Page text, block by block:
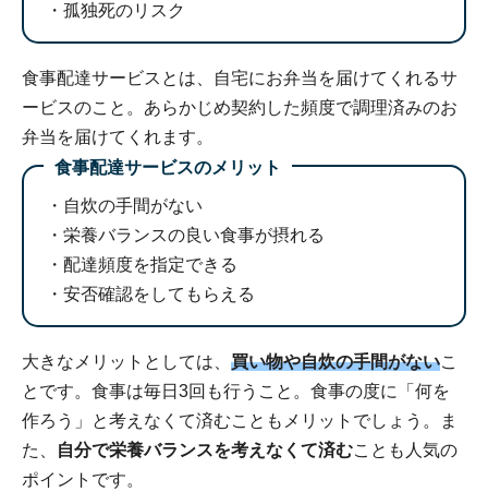
孤独死のリスク
食事配達サービスとは、自宅にお弁当を届けてくれるサ
ービスのこと。あらかじめ契約した頻度で調理済みのお
弁当を届けてくれます。
食事配達サービスのメリット
自炊の手間がない
栄養バランスの良い食事が摂れる
配達頻度を指定できる
安否確認をしてもらえる
大きなメリットとしては、 買い物や自炊の手間がないこ
とです。食事は毎日3回も行うこと。食事の度に「何を
作ろう」と考えなくて済むこともメリットでしょう。ま
た、
自分で栄養バランスを考えなくて済むことも人気の
ポイントです。